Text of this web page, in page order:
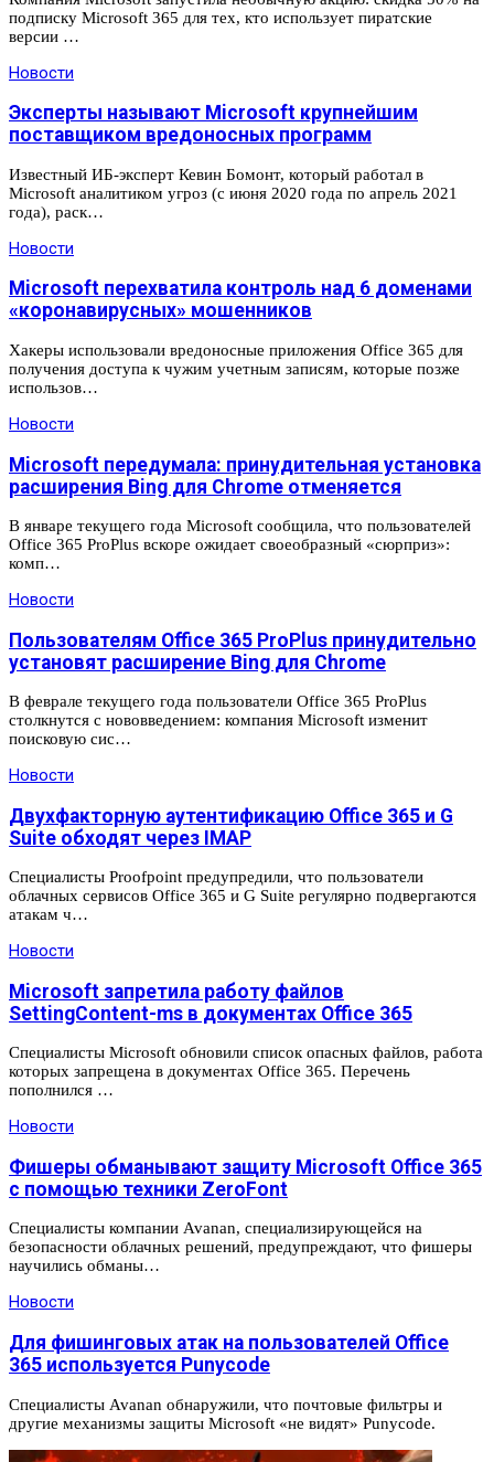
подписку Microsoft 365 для тех, кто использует пиратские
версии …
Новости
Эксперты называют Microsoft крупнейшим
поставщиком вредоносных программ
Известный ИБ-эксперт Кевин Бомонт, который работал в
Microsoft аналитиком угроз (с июня 2020 года по апрель 2021
года), раск…
Новости
Microsoft перехватила контроль над 6 доменами
«коронавирусных» мошенников
Хакеры использовали вредоносные приложения Office 365 для
получения доступа к чужим учетным записям, которые позже
использов…
Новости
Microsoft передумала: принудительная установка
расширения Bing для Chrome отменяется
В январе текущего года Microsoft сообщила, что пользователей
Office 365 ProPlus вскоре ожидает своеобразный «сюрприз»:
комп…
Новости
Пользователям Office 365 ProPlus принудительно
установят расширение Bing для Chrome
В феврале текущего года пользователи Office 365 ProPlus
столкнутся с нововведением: компания Microsoft изменит
поисковую сис…
Новости
Двухфакторную аутентификацию Office 365 и G
Suite обходят через IMAP
Специалисты Proofpoint предупредили, что пользователи
облачных сервисов Office 365 и G Suite регулярно подвергаются
атакам ч…
Новости
Microsoft запретила работу файлов
SettingContent-ms в документах Office 365
Специалисты Microsoft обновили список опасных файлов, работа
которых запрещена в документах Office 365. Перечень
пополнился …
Новости
Фишеры обманывают защиту Microsoft Office 365
с помощью техники ZeroFont
Специалисты компании Avanan, специализирующейся на
безопасности облачных решений, предупреждают, что фишеры
научились обманы…
Новости
Для фишинговых атак на пользователей Office
365 используется Punycode
Специалисты Avanan обнаружили, что почтовые фильтры и
другие механизмы защиты Microsoft «не видят» Punycode.